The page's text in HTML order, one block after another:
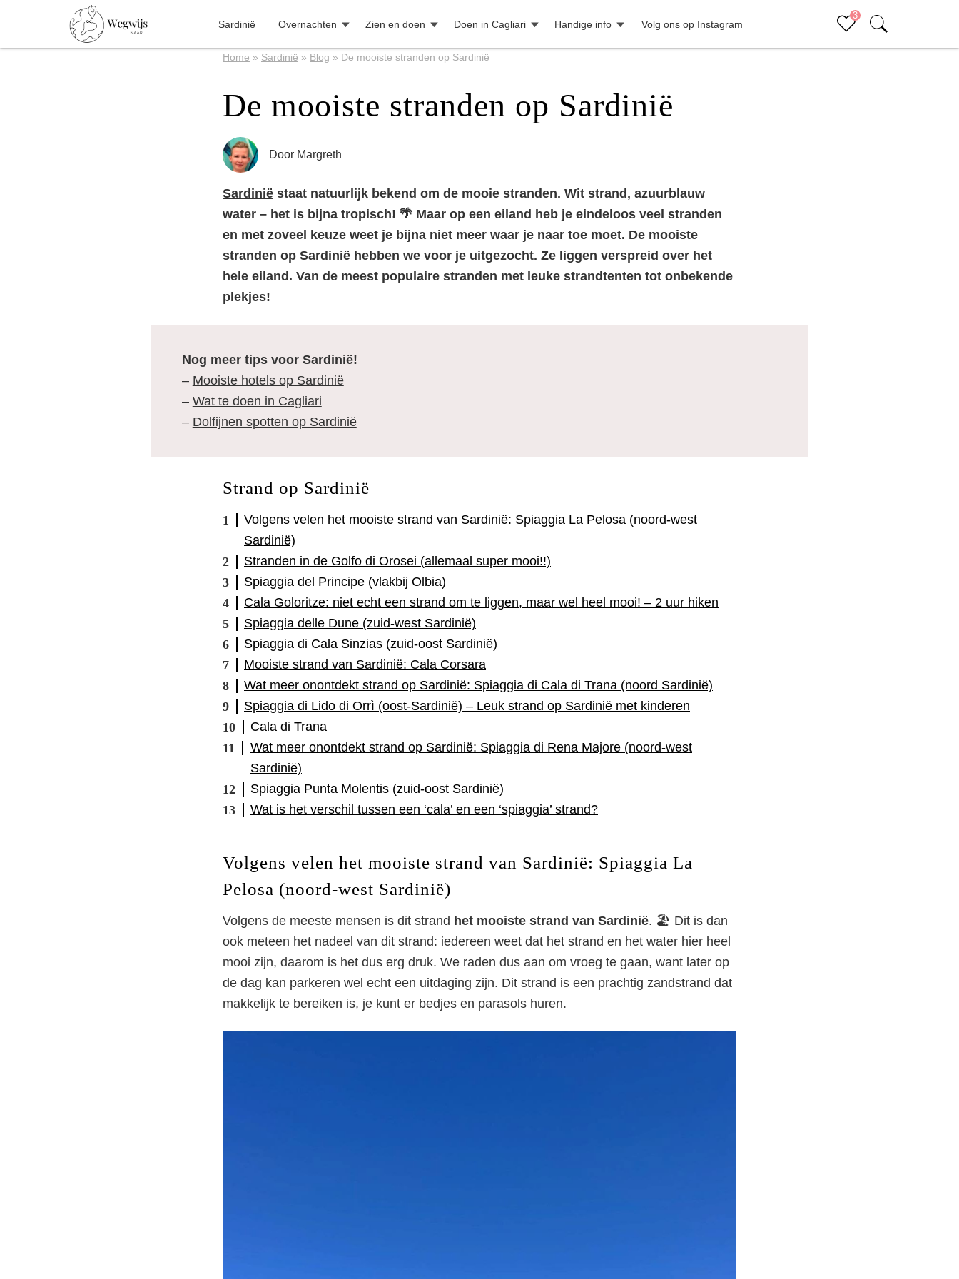
3
Sardinië Overnachten Zien en doen Doen in Cagliari Handige info Volg ons op Instagram
Home » Sardinië » Blog » De mooiste stranden op Sardinië
De mooiste stranden op Sardinië
Door Margreth
Sardinië staat natuurlijk bekend om de mooie stranden. Wit strand, azuurblauw
water – het is bijna tropisch! 🌴 Maar op een eiland heb je eindeloos veel stranden
en met zoveel keuze weet je bijna niet meer waar je naar toe moet. De mooiste
stranden op Sardinië hebben we voor je uitgezocht. Ze liggen verspreid over het
hele eiland. Van de meest populaire stranden met leuke strandtenten tot onbekende
plekjes!
Nog meer tips voor Sardinië!
– Mooiste hotels op Sardinië
– Wat te doen in Cagliari
– Dolfijnen spotten op Sardinië
Strand op Sardinië
Volgens velen het mooiste strand van Sardinië: Spiaggia La Pelosa (noord-west
Sardinië)
Stranden in de Golfo di Orosei (allemaal super mooi!!)
Spiaggia del Principe (vlakbij Olbia)
Cala Goloritze: niet echt een strand om te liggen, maar wel heel mooi! – 2 uur hiken
Spiaggia delle Dune (zuid-west Sardinië)
Spiaggia di Cala Sinzias (zuid-oost Sardinië)
Mooiste strand van Sardinië: Cala Corsara
Wat meer onontdekt strand op Sardinië: Spiaggia di Cala di Trana (noord Sardinië)
Spiaggia di Lido di Orrì (oost-Sardinië) – Leuk strand op Sardinië met kinderen
Cala di Trana
Wat meer onontdekt strand op Sardinië: Spiaggia di Rena Majore (noord-west
Sardinië)
Spiaggia Punta Molentis (zuid-oost Sardinië)
Wat is het verschil tussen een ‘cala’ en een ‘spiaggia’ strand?
Volgens velen het mooiste strand van Sardinië: Spiaggia La
Pelosa (noord-west Sardinië)
Volgens de meeste mensen is dit strand het mooiste strand van Sardinië. 🏖️ Dit is dan
ook meteen het nadeel van dit strand: iedereen weet dat het strand en het water hier heel
mooi zijn, daarom is het dus erg druk. We raden dus aan om vroeg te gaan, want later op
de dag kan parkeren wel echt een uitdaging zijn. Dit strand is een prachtig zandstrand dat
makkelijk te bereiken is, je kunt er bedjes en parasols huren.